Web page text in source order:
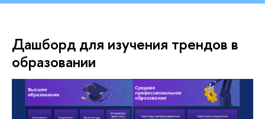
Дашборд для изучения трендов в
образовании